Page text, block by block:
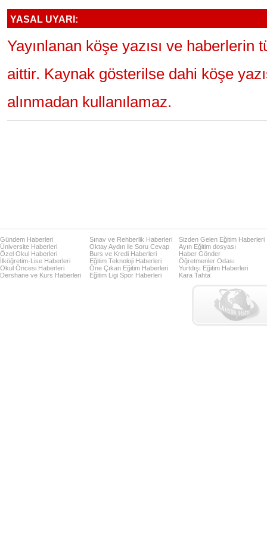
YASAL UYARI:
Yayınlanan köşe yazısı ve haberlerin
aittir. Kaynak gösterilse dahi köşe
alınmadan kullanılamaz.
Gündem Haberleri
Üniversite Haberleri
Özel Okul Haberleri
İlköğretim-Lise Haberleri
Okul Öncesi Haberleri
Dershane ve Kurs Haberleri
Sınav ve Rehberlik Haberleri
Oktay Aydın ile Soru Cevap
Burs ve Kredi Haberleri
Eğitim Teknoloji Haberleri
Öne Çıkan Eğitim Haberleri
Eğitim Ligi Spor Haberleri
Sizden Gelen Eğitim Haberleri
Ayın Eğitim dosyası
Haber Gönder
Öğretmenler Odası
Yurtdışı Eğitim Haberleri
Kara Tahta